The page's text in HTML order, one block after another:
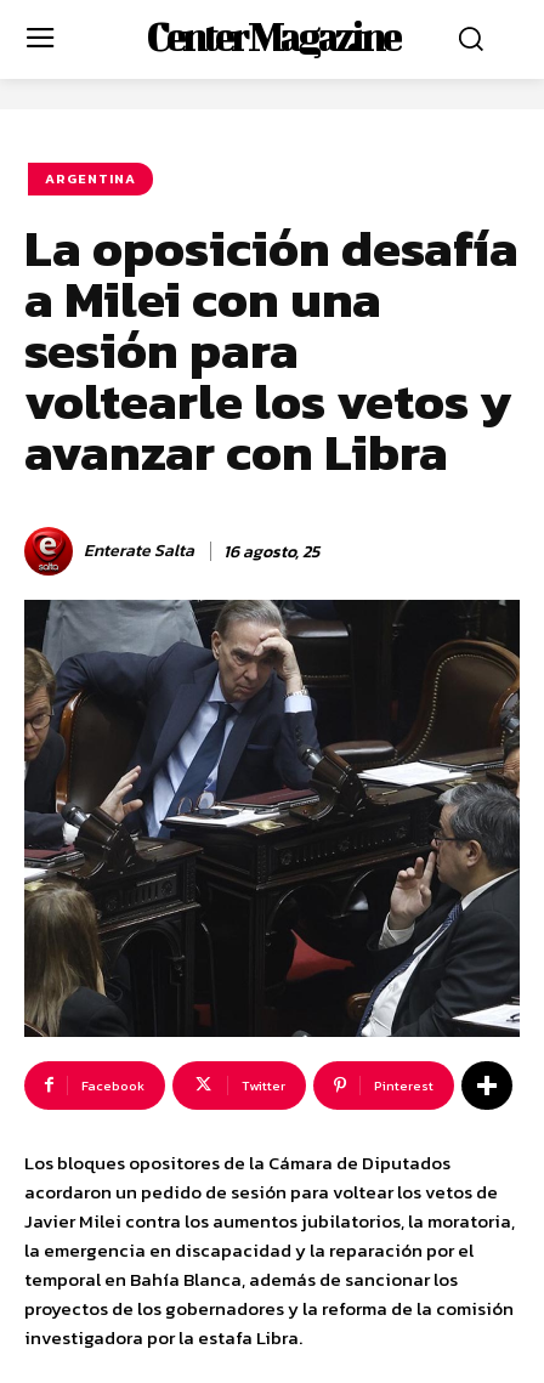
Center Magazine
ARGENTINA
La oposición desafía
a Milei con una
sesión para
voltearle los vetos y
avanzar con Libra
Enterate Salta 16 agosto, 25
Facebook Twitter Pinterest
Los bloques opositores de la Cámara de Diputados
acordaron un pedido de sesión para voltear los vetos de
Javier Milei contra los aumentos jubilatorios, la moratoria,
la emergencia en discapacidad y la reparación por el
temporal en Bahía Blanca, además de sancionar los
proyectos de los gobernadores y la reforma de la comisión
investigadora por la estafa Libra.